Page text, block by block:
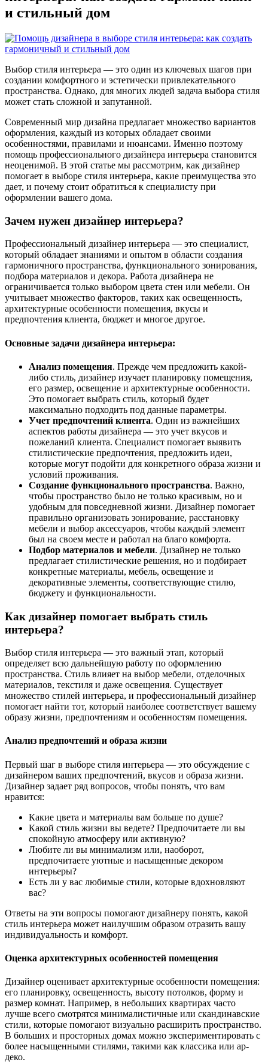
и стильный дом
Выбор стиля интерьера — это один из ключевых шагов при
создании комфортного и эстетически привлекательного
пространства. Однако, для многих людей задача выбора стиля
может стать сложной и запутанной.
Современный мир дизайна предлагает множество вариантов
оформления, каждый из которых обладает своими
особенностями, правилами и нюансами. Именно поэтому
помощь профессионального дизайнера интерьера становится
неоценимой. В этой статье мы рассмотрим, как дизайнер
помогает в выборе стиля интерьера, какие преимущества это
дает, и почему стоит обратиться к специалисту при
оформлении вашего дома.
Зачем нужен дизайнер интерьера?
Профессиональный дизайнер интерьера — это специалист,
который обладает знаниями и опытом в области создания
гармоничного пространства, функционального зонирования,
подбора материалов и декора. Работа дизайнера не
ограничивается только выбором цвета стен или мебели. Он
учитывает множество факторов, таких как освещенность,
архитектурные особенности помещения, вкусы и
предпочтения клиента, бюджет и многое другое.
Основные задачи дизайнера интерьера:
Анализ помещения. Прежде чем предложить какой-
либо стиль, дизайнер изучает планировку помещения,
его размер, освещение и архитектурные особенности.
Это помогает выбрать стиль, который будет
максимально подходить под данные параметры.
Учет предпочтений клиента. Один из важнейших
аспектов работы дизайнера — это учет вкусов и
пожеланий клиента. Специалист помогает выявить
стилистические предпочтения, предложить идеи,
которые могут подойти для конкретного образа жизни и
условий проживания.
Создание функционального пространства. Важно,
чтобы пространство было не только красивым, но и
удобным для повседневной жизни. Дизайнер помогает
правильно организовать зонирование, расстановку
мебели и выбор аксессуаров, чтобы каждый элемент
был на своем месте и работал на благо комфорта.
Подбор материалов и мебели. Дизайнер не только
предлагает стилистические решения, но и подбирает
конкретные материалы, мебель, освещение и
декоративные элементы, соответствующие стилю,
бюджету и функциональности.
Как дизайнер помогает выбрать стиль
интерьера?
Выбор стиля интерьера — это важный этап, который
определяет всю дальнейшую работу по оформлению
пространства. Стиль влияет на выбор мебели, отделочных
материалов, текстиля и даже освещения. Существует
множество стилей интерьера, и профессиональный дизайнер
помогает найти тот, который наиболее соответствует вашему
образу жизни, предпочтениям и особенностям помещения.
Анализ предпочтений и образа жизни
Первый шаг в выборе стиля интерьера — это обсуждение с
дизайнером ваших предпочтений, вкусов и образа жизни.
Дизайнер задает ряд вопросов, чтобы понять, что вам
нравится:
Какие цвета и материалы вам больше по душе?
Какой стиль жизни вы ведете? Предпочитаете ли вы
спокойную атмосферу или активную?
Любите ли вы минимализм или, наоборот,
предпочитаете уютные и насыщенные декором
интерьеры?
Есть ли у вас любимые стили, которые вдохновляют
вас?
Ответы на эти вопросы помогают дизайнеру понять, какой
стиль интерьера может наилучшим образом отразить вашу
индивидуальность и комфорт.
Оценка архитектурных особенностей помещения
Дизайнер оценивает архитектурные особенности помещения:
его планировку, освещенность, высоту потолков, форму и
размер комнат. Например, в небольших квартирах часто
лучше всего смотрятся минималистичные или скандинавские
стили, которые помогают визуально расширить пространство.
В больших и просторных домах можно экспериментировать с
более насыщенными стилями, такими как классика или ар-
деко.